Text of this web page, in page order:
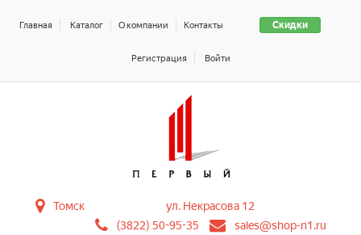
Скидки
Главная Каталог О компании Контакты
Регистрация Войти
Томск
ул. Некрасова 12
(3822) 50-95-35
sales@shop-n1.ru